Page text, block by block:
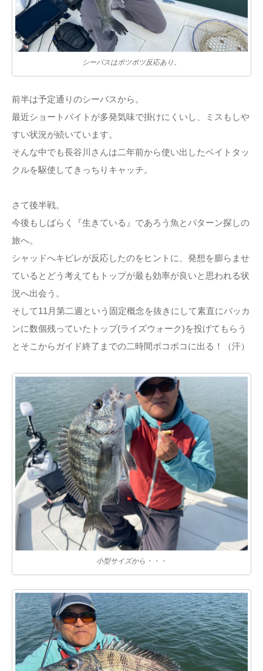
シーバスはポツポツ反応あり。
前半は予定通りのシーバスから。
最近ショートバイトが多発気味で掛けにくいし、ミスもしや
すい状況が続いています。
そんな中でも長谷川さんは二年前から使い出したベイトタッ
クルを駆使してきっちりキャッチ。
さて後半戦。
今後もしばらく『生きている』であろう魚とパターン探しの
旅へ。
シャッドへキビレが反応したのをヒントに、発想を膨らませ
ているとどう考えてもトップが最も効率が良いと思われる状
況へ出会う。
そして11月第二週という固定概念を抜きにして素直にバッカ
ンに数個残っていたトップ(ライズウォーク)を投げてもらう
とそこからガイド終了までの二時間ボコボコに出る！（汗）
小型サイズから・・・